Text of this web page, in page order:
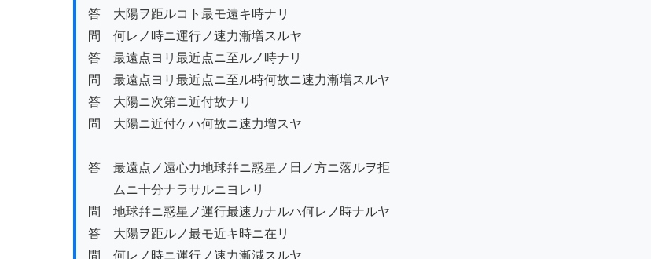
答　大陽ヲ距ルコト最モ遠キ時ナリ
問　何レノ時ニ運行ノ速力漸増スルヤ
答　最遠点ヨリ最近点ニ至ルノ時ナリ
問　最遠点ヨリ最近点ニ至ル時何故ニ速力漸増スルヤ
答　大陽ニ次第ニ近付故ナリ
問　大陽ニ近付ケハ何故ニ速力増スヤ
答　最遠点ノ遠心力地球幷ニ惑星ノ日ノ方ニ落ルヲ拒
ムニ十分ナラサルニヨレリ
問　地球幷ニ惑星ノ運行最速カナルハ何レノ時ナルヤ
答　大陽ヲ距ルノ最モ近キ時ニ在リ
問　何レノ時ニ運行ノ速力漸減スルヤ